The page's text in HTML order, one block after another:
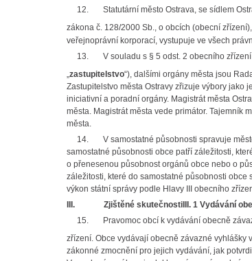
12.
Statutární město Ostrava, se sídlem
zákona č. 128/2000 Sb., o obcích (obecní
veřejnoprávní korporací, vystupuje ve všech
13.
V souladu s § 5 odst. 2 obecního
„zastupitelstvo“), dalšími orgány města jsou
Zastupitelstvo města Ostravy zřizuje výbory jako
iniciativní a poradní orgány. Magistrát města
města. Magistrát města vede primátor. Tajemník
města.
14.
V samostatné působnosti spravuje
samostatné působnosti obce patří záležitosti,
o přenesenou působnost orgánů obce nebo o
záležitosti, které do samostatné působnosti
výkon státní správy podle Hlavy III obecního
III.
Zjištěné skutečnosti III. 1 Vydávání
15.
Pravomoc obcí k vydávání obecně
zřízení. Obce vydávají obecně závazné vyhlášky
zákonné zmocnění pro jejich vydávání, jak